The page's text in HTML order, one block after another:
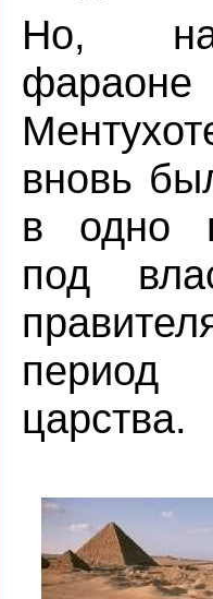
Но,
вновь
в одно
под
царства.